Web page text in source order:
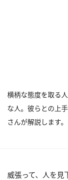
横柄な態度を取る
な人。彼らとの上
さんが解説します。
威張って、人を見